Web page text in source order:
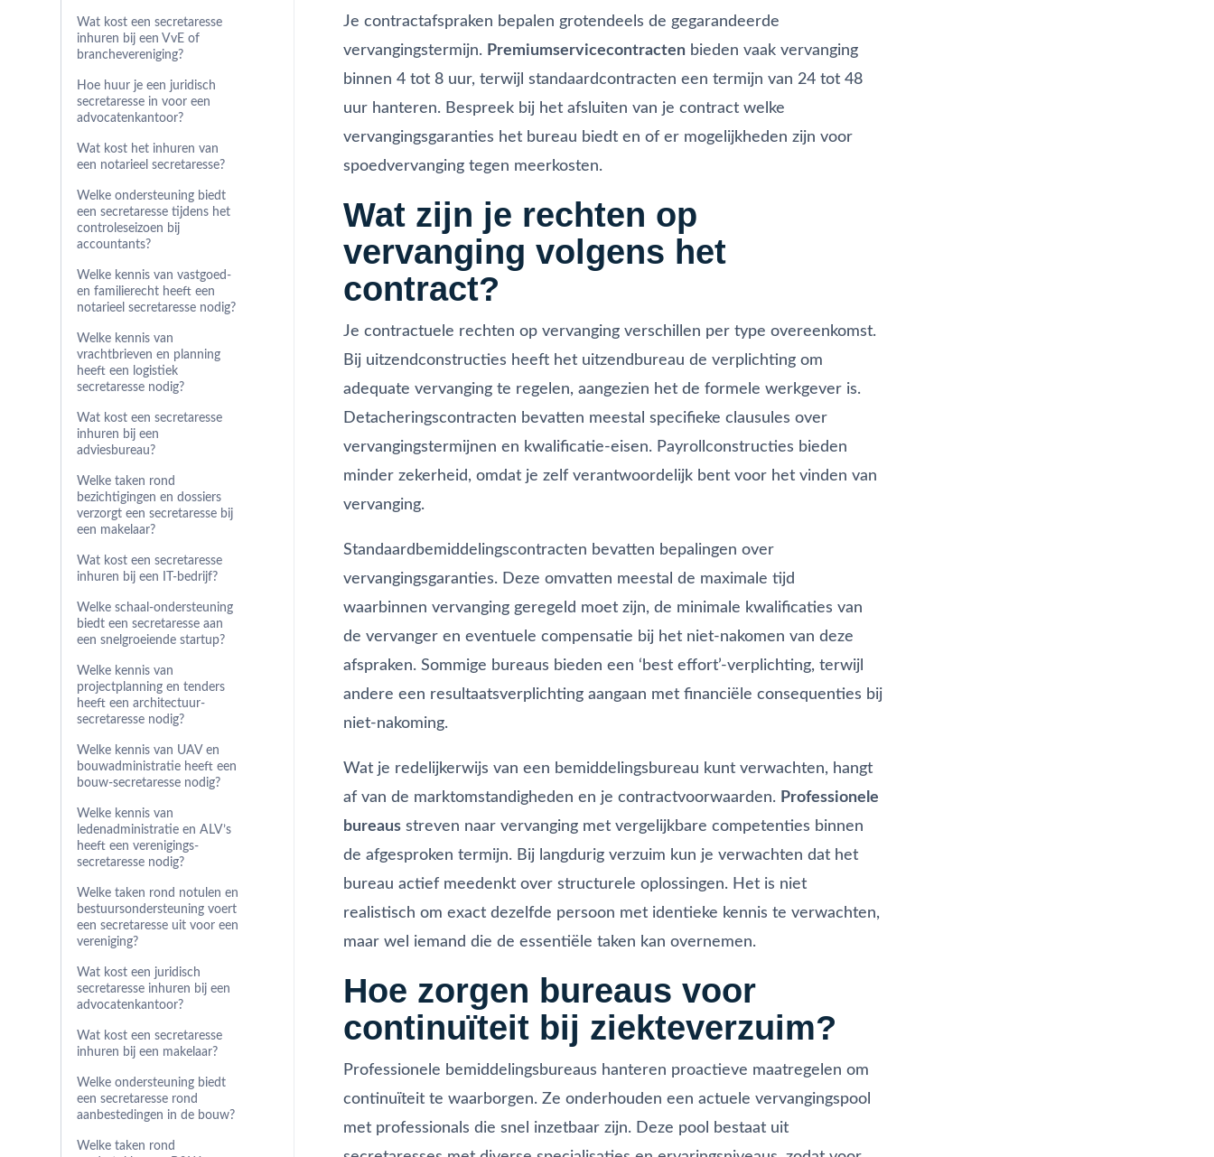
Wat kost een secretaresse
inhuren bij een VvE of
branchevereniging?
Hoe huur je een juridisch
secretaresse in voor een
advocatenkantoor?
Wat kost het inhuren van
een notarieel secretaresse?
Welke ondersteuning biedt
een secretaresse tijdens het
controleseizoen bij
accountants?
Welke kennis van vastgoed-
en familierecht heeft een
notarieel secretaresse nodig?
Welke kennis van
vrachtbrieven en planning
heeft een logistiek
secretaresse nodig?
Wat kost een secretaresse
inhuren bij een
adviesbureau?
Welke taken rond
bezichtigingen en dossiers
verzorgt een secretaresse bij
een makelaar?
Wat kost een secretaresse
inhuren bij een IT-bedrijf?
Welke schaal-ondersteuning
biedt een secretaresse aan
een snelgroeiende startup?
Welke kennis van
projectplanning en tenders
heeft een architectuur-
secretaresse nodig?
Welke kennis van UAV en
bouwadministratie heeft een
bouw-secretaresse nodig?
Welke kennis van
ledenadministratie en ALV’s
heeft een verenigings-
secretaresse nodig?
Welke taken rond notulen en
bestuursondersteuning voert
een secretaresse uit voor een
vereniging?
Wat kost een juridisch
secretaresse inhuren bij een
advocatenkantoor?
Wat kost een secretaresse
inhuren bij een makelaar?
Welke ondersteuning biedt
een secretaresse rond
aanbestedingen in de bouw?
Welke taken rond
Je contractafspraken bepalen grotendeels de gegarandeerde
vervangingstermijn. Premiumservicecontractenbieden vaak vervanging
binnen 4 tot 8 uur, terwijl standaardcontracten een termijn van 24 tot 48
uur hanteren. Bespreek bij het afsluiten van je contract welke
vervangingsgaranties het bureau biedt en of er mogelijkheden zijn voor
spoedvervanging tegen meerkosten.
Wat zijn je rechten op
vervanging volgens het
contract?
Je contractuele rechten op vervanging verschillen per type overeenkomst.
Bij uitzendconstructies heeft het uitzendbureau de verplichting om
adequate vervanging te regelen, aangezien het de formele werkgever is.
Detacheringscontracten bevatten meestal specifieke clausules over
vervangingstermijnen en kwalificatie-eisen. Payrollconstructies bieden
minder zekerheid, omdat je zelf verantwoordelijk bent voor het vinden van
vervanging.
Standaardbemiddelingscontracten bevatten bepalingen over
vervangingsgaranties. Deze omvatten meestal de maximale tijd
waarbinnen vervanging geregeld moet zijn, de minimale kwalificaties van
de vervanger en eventuele compensatie bij het niet-nakomen van deze
afspraken. Sommige bureaus bieden een ‘best effort’-verplichting, terwijl
andere een resultaatsverplichting aangaan met financiële consequenties bij
niet-nakoming.
Wat je redelijkerwijs van een bemiddelingsbureau kunt verwachten, hangt
af van de marktomstandigheden en je contractvoorwaarden. Professionele
bureausstreven naar vervanging met vergelijkbare competenties binnen
de afgesproken termijn. Bij langdurig verzuim kun je verwachten dat het
bureau actief meedenkt over structurele oplossingen. Het is niet
realistisch om exact dezelfde persoon met identieke kennis te verwachten,
maar wel iemand die de essentiële taken kan overnemen.
Hoe zorgen bureaus voor
continuïteit bij ziekteverzuim?
Professionele bemiddelingsbureaus hanteren proactieve maatregelen om
continuïteit te waarborgen. Ze onderhouden een actuele vervangingspool
met professionals die snel inzetbaar zijn. Deze pool bestaat uit